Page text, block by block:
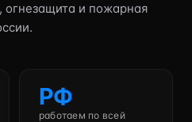
огнезащита и пожарная
РФ
работаем по всей